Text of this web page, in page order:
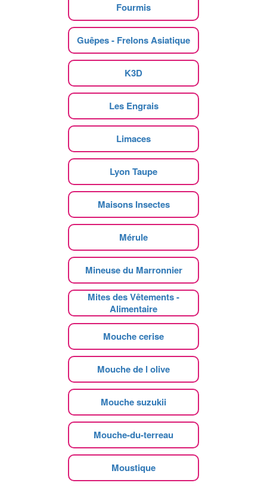
Fourmis
Guêpes - Frelons Asiatique
K3D
Les Engrais
Limaces
Lyon Taupe
Maisons Insectes
Mérule
Mineuse du Marronnier
Mites des Vêtements -
Alimentaire
Mouche cerise
Mouche de l olive
Mouche suzukii
Mouche-du-terreau
Moustique